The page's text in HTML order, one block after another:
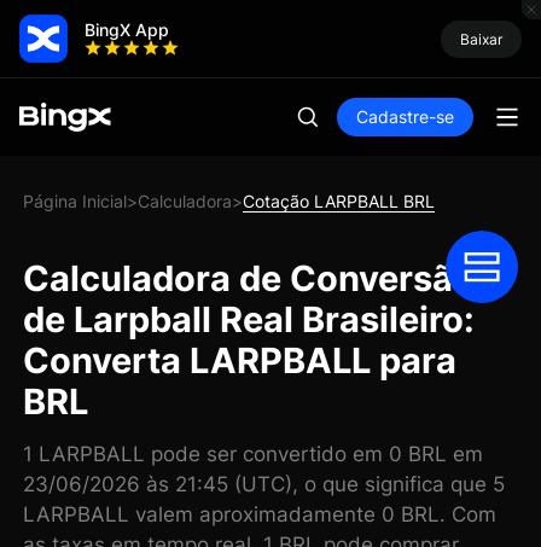
BingX App Baixar
Cadastre-se
Página Inicial>Calculadora>Cotação LARPBALL BRL
Calculadora de Conversão
de Larpball Real Brasileiro:
Converta LARPBALL para
BRL
1 LARPBALL pode ser convertido em 0 BRL em
23/06/2026 às 21:45 (UTC), o que significa que 5
LARPBALL valem aproximadamente 0 BRL. Com